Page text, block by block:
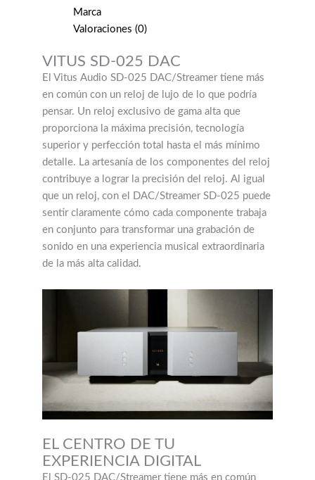
Marca
Valoraciones (0)
VITUS SD-025 DAC
El Vitus Audio SD-025 DAC/Streamer tiene más
en común con un reloj de lujo de lo que podría
pensar. Un reloj exclusivo de gama alta que
proporciona la máxima precisión, tecnología
superior y perfección total hasta el más mínimo
detalle. La artesanía de los componentes del reloj
contribuye a lograr la precisión del reloj. Al igual
que un reloj, con el DAC/Streamer SD-025 puede
sentir claramente cómo cada componente trabaja
en conjunto para transformar una grabación de
sonido en una experiencia musical extraordinaria
de la más alta calidad.
EL CENTRO DE TU
EXPERIENCIA DIGITAL
El SD-025 DAC/Streamer tiene más en común